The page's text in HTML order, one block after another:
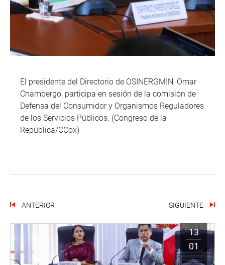
El presidente del Directorio de OSINERGMIN, Omar
Chambergo, participa en sesión de la comisión de
Defensa del Consumidor y Organismos Reguladores
de los Servicios Públicos. (Congreso de la
República/CCox)
ANTERIOR SIGUIENTE
13
01